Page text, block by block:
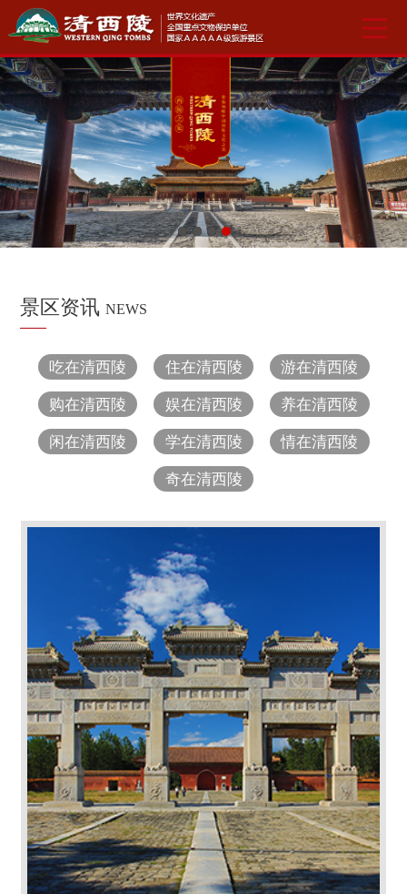
景区资讯NEWS
吃在清西陵 住在清西陵 游在清西陵
购在清西陵 娱在清西陵 养在清西陵
闲在清西陵 学在清西陵 情在清西陵
奇在清西陵